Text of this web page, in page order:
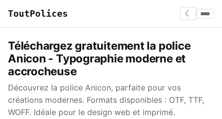
ToutPolices ☾
Téléchargez gratuitement la police
Anicon - Typographie moderne et
accrocheuse
Découvrez la police Anicon, parfaite pour vos
créations modernes. Formats disponibles : OTF, TTF,
WOFF. Idéale pour le design web et imprimé.